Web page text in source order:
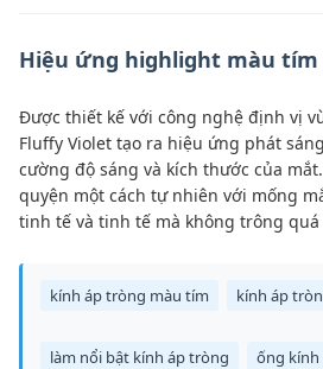
Hiệu ứng highlight màu
Được thiết kế với công nghệ định vị
Fluffy Violet tạo ra hiệu ứng phát
cường độ sáng và kích thước của
quyện một cách tự nhiên với mống
tinh tế và tinh tế mà không trông
kính áp tròng màu tím kính áp
làm nổi bật kính áp tròng ống kính